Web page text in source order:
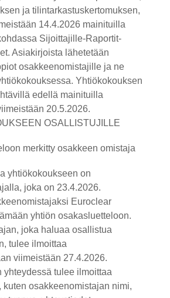
ja tilintarkastuskertomuksen,
14.4.2026 mainituilla
Sijoittajille-Raportit-
Asiakirjoista lähetetään
osakkeenomistajille ja ne
Yhtiökokouksen
edellä mainituilla
20.5.2026.
OSALLISTUJILLE
merkitty osakkeen omistaja
yhtiökokoukseen on
joka on 23.4.2026.
Euroclear
yhtiön osakasluetteloon.
joka haluaa osallistua
tulee ilmoittaa
viimeistään 27.4.2026.
yhteydessä tulee ilmoittaa
kuten osakkeenomistajan nimi,